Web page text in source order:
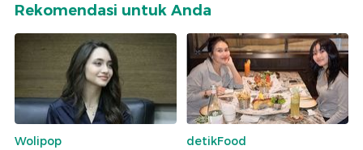
Rekomendasi untuk Anda
Wolipop
detikFood